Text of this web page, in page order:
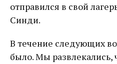
отправился в свой
Синди.
В течение следующих
было. Мы развлекались,